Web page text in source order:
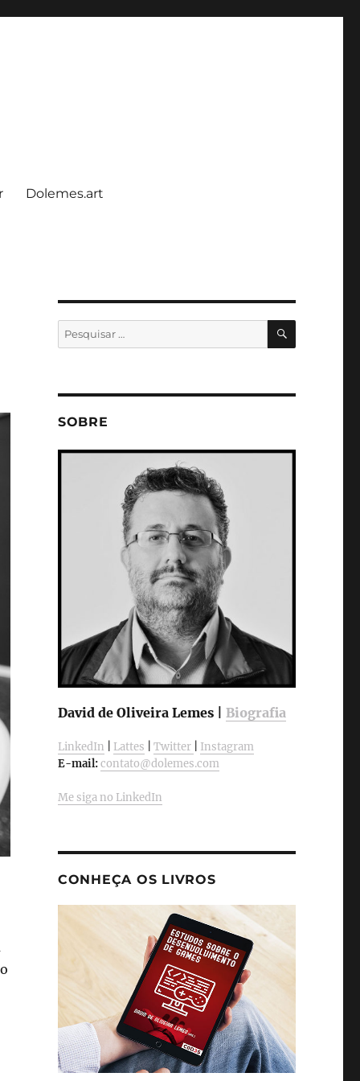
Dolemes.art
Pesquisar
por:
SOBRE
David de Oliveira Lemes | Biografia
LinkedIn Lattes Twitter
Instagram
E-mail:contato@dolemes.com
Me siga no LinkedIn
CONHEÇA OS LIVROS